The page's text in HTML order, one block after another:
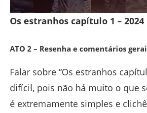
Os estranhos capítulo 1 – 2024
ATO 2 – Resenha e comentários
Falar sobre “Os estranhos
difícil, pois não há muito o que
é extremamente simples e